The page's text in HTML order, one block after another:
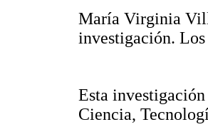
María Virginia
investigación. Los
Esta
Ciencia,